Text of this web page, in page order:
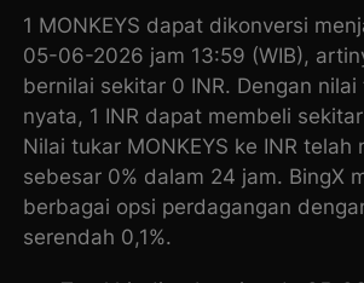
1 MONKEYS dapat dikonversi
05-06-2026 jam 13:59 (WIB),
bernilai sekitar 0 INR. Dengan
nyata, 1 INR dapat membeli sekitar
Nilai tukar MONKEYS ke INR telah
sebesar 0% dalam 24 jam. BingX
berbagai opsi perdagangan
serendah 0,1%.